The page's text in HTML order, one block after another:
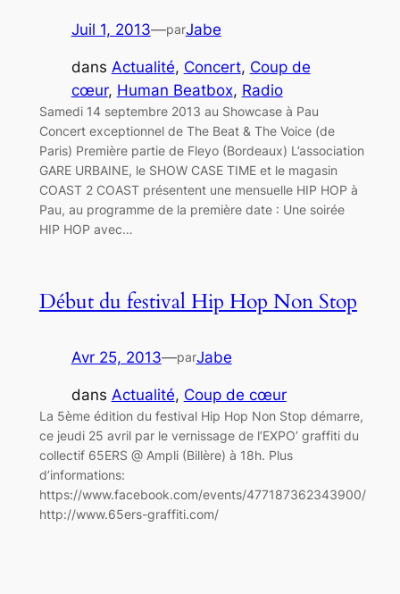
Juil 1, 2013—parJabe
dans Actualité, Concert, Coup de
cœur, Human Beatbox, Radio
Samedi 14 septembre 2013 au Showcase à Pau
Concert exceptionnel de The Beat & The Voice (de
Paris) Première partie de Fleyo (Bordeaux) L’association
GARE URBAINE, le SHOW CASE TIME et le magasin
COAST 2 COAST présentent une mensuelle HIP HOP à
Pau, au programme de la première date : Une soirée
HIP HOP avec…
Début du festival Hip Hop Non Stop
Avr 25, 2013—parJabe
dans Actualité, Coup de cœur
La 5ème édition du festival Hip Hop Non Stop démarre,
ce jeudi 25 avril par le vernissage de l’EXPO’ graffiti du
collectif 65ERS @ Ampli (Billère) à 18h. Plus
d’informations:
https://www.facebook.com/events/477187362343900/
http://www.65ers-graffiti.com/